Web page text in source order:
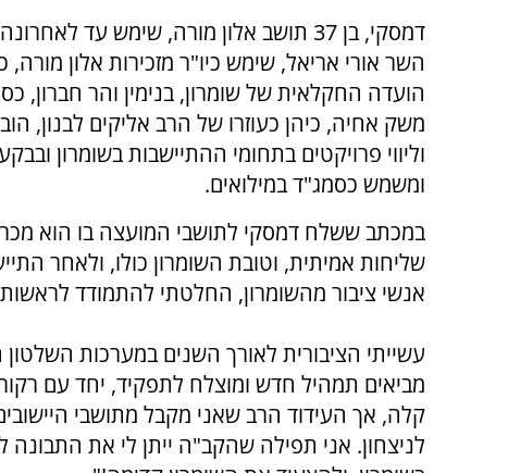
דמסקי, בן 37 תושב אלון מורה, שימש עד
השר אורי אריאל, שימש כיו"ר מזכירות אלון מורה,
הועדה החקלאית של שומרון, בנימין והר חברון,
משק אחיה, כיהן כעוזרו של הרב אליקים לבנון,
וליווי פרויקטים בתחומי ההתיישבות בשומרון
ומשמש כסמג"ד במילואים.
במכתב ששלח דמסקי לתושבי המועצה בו הוא
שליחות אמיתית, וטובת השומרון כולו, ולאחר
אנשי ציבור מהשומרון, החלטתי להתמודד
עשייתי הציבורית לאורך השנים במערכות
מביאים תמהיל חדש ומוצלח לתפקיד, יחד עם
קלה, אך העידוד הרב שאני מקבל מתושבי
לניצחון. אני תפילה שהקב"ה ייתן לי את